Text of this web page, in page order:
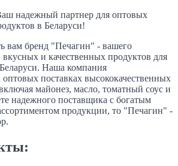
надежный партнер для оптовых
в Беларуси!
вам бренд "Печагин" - вашего
и качественных продуктов для
Наша компания
оптовых поставках высококачественных
майонез, масло, томатный соус и
надежного поставщика с богатым
продукции, то "Печагин" -